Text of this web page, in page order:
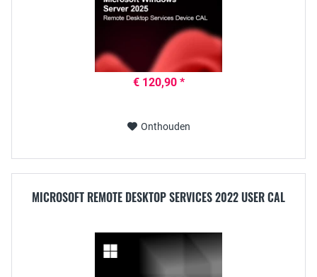
€ 120,90 *
Onthouden
MICROSOFT REMOTE DESKTOP SERVICES 2022 USER CAL